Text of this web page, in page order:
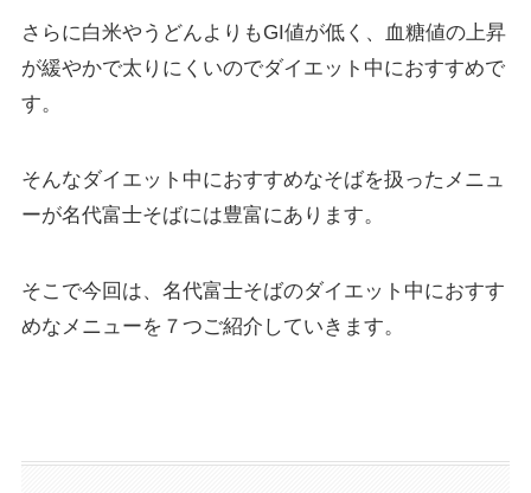
さらに白米やうどんよりもGI値が低く、血糖値の上昇
が緩やかで太りにくいのでダイエット中におすすめで
す。
そんなダイエット中におすすめなそばを扱ったメニュ
ーが名代富士そばには豊富にあります。
そこで今回は、名代富士そばのダイエット中におすす
めなメニューを７つご紹介していきます。